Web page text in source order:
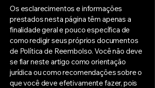
Os esclarecimentos e informações
prestados nesta página têm apenas a
finalidade geral e pouco específica de
como redigir seus próprios documentos
de Política de Reembolso. Você não deve
se fiar neste artigo como orientação
jurídica ou como recomendações sobre o
que você deve efetivamente fazer, pois